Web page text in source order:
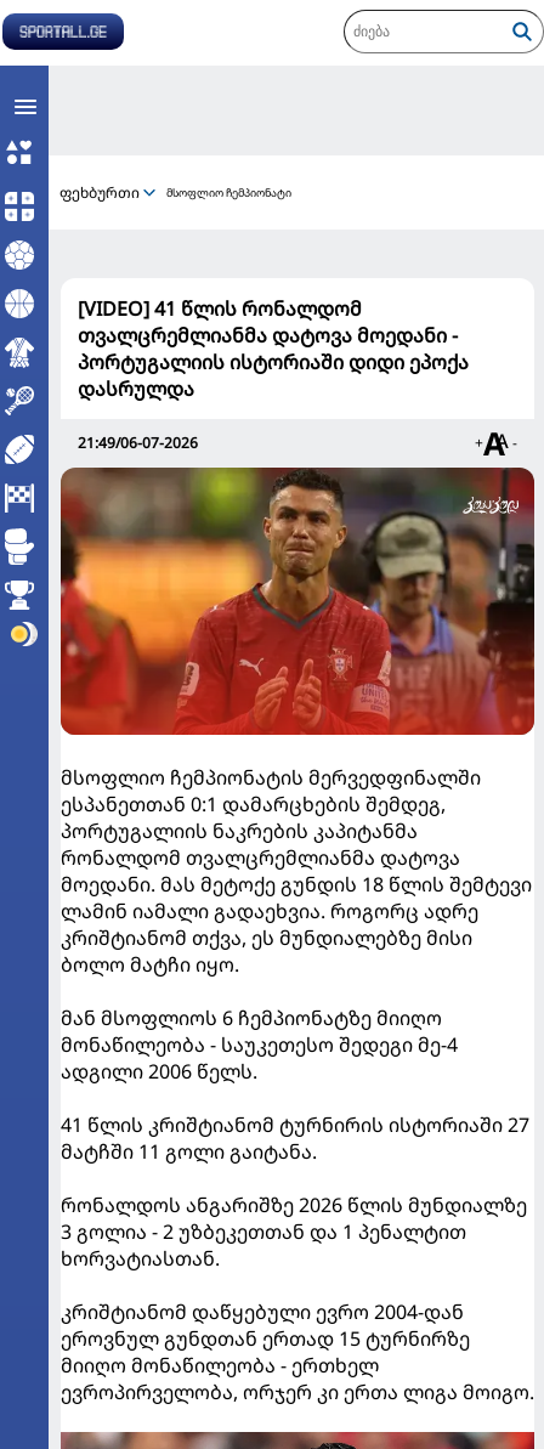
ფეხბურთი მსოფლიო ჩემპიონატი
[VIDEO] 41 წლის რონალდომ
თვალცრემლიანმა დატოვა მოედანი -
პორტუგალიის ისტორიაში დიდი ეპოქა
დასრულდა
21:49/06-07-2026 + -
მსოფლიო ჩემპიონატის მერვედფინალში
ესპანეთთან 0:1 დამარცხების შემდეგ,
პორტუგალიის ნაკრების კაპიტანმა
რონალდომ თვალცრემლიანმა დატოვა
მოედანი. მას მეტოქე გუნდის 18 წლის შემტევი
ლამინ იამალი გადაეხვია. როგორც ადრე
კრიშტიანომ თქვა, ეს მუნდიალებზე მისი
ბოლო მატჩი იყო.
მან მსოფლიოს 6 ჩემპიონატზე მიიღო
მონაწილეობა - საუკეთესო შედეგი მე-4
ადგილი 2006 წელს.
41 წლის კრიშტიანომ ტურნირის ისტორიაში 27
მატჩში 11 გოლი გაიტანა.
რონალდოს ანგარიშზე 2026 წლის მუნდიალზე
3 გოლია - 2 უზბეკეთთან და 1 პენალტით
ხორვატიასთან.
კრიშტიანომ დაწყებული ევრო 2004-დან
ეროვნულ გუნდთან ერთად 15 ტურნირზე
მიიღო მონაწილეობა - ერთხელ
ევროპირველობა, ორჯერ კი ერთა ლიგა მოიგო.